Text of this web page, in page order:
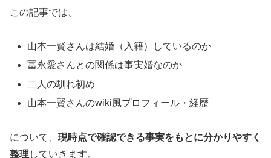
この記事では、
山本一賢さんは結婚（入籍）しているのか
冨永愛さんとの関係は事実婚なのか
二人の馴れ初め
山本一賢さんのwiki風プロフィール・経歴
について、 現時点で確認できる事実をもとに分かりやすく
整理 していきます。